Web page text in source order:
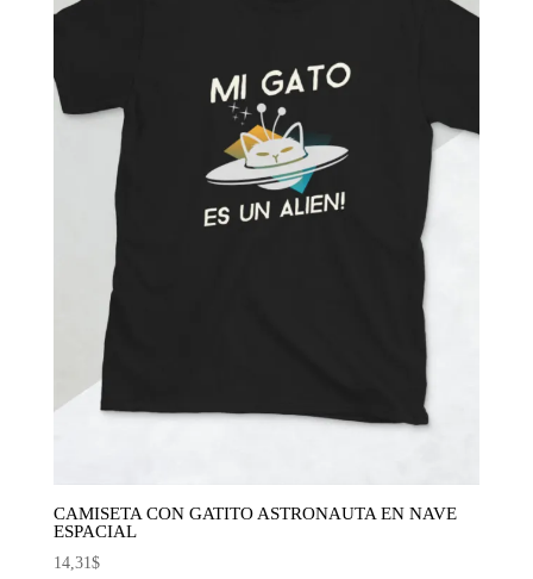
CAMISETA CON GATITO ASTRONAUTA EN NAVE
ESPACIAL
14,31$